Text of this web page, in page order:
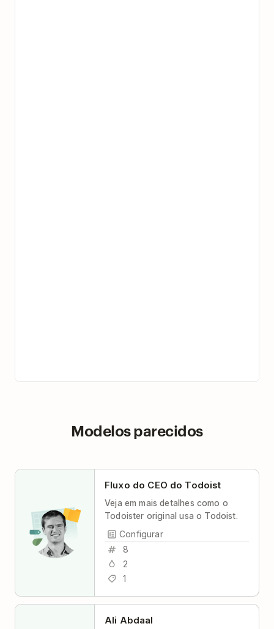
Modelos parecidos
Fluxo do CEO do Todoist
Veja em mais detalhes como o
Todoister original usa o Todoist.
Configurar
8
2
1
Ali Abdaal